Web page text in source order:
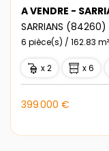
SARRIANS (84260)
6 pièce(s) / 162.83 m²
x 2 x 6
399 000 €